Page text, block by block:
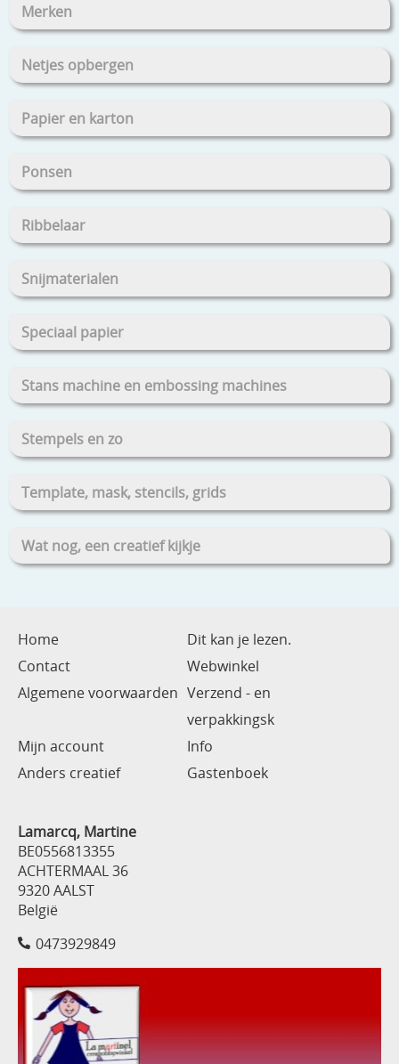
Merken
Netjes opbergen
Papier en karton
Ponsen
Ribbelaar
Snijmaterialen
Speciaal papier
Stans machine en embossing machines
Stempels en zo
Template, mask, stencils, grids
Wat nog, een creatief kijkje
Home
Dit kan je lezen.
Contact
Webwinkel
Algemene voorwaarden Verzend - en
verpakkingsk
Mijn account
Info
Anders creatief
Gastenboek
Lamarcq, Martine
BE0556813355
ACHTERMAAL 36
9320 AALST
België
0473929849